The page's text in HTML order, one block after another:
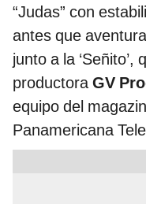
“Judas” con
antes que
junto a la
productoraGV
equipo del
Panamericana